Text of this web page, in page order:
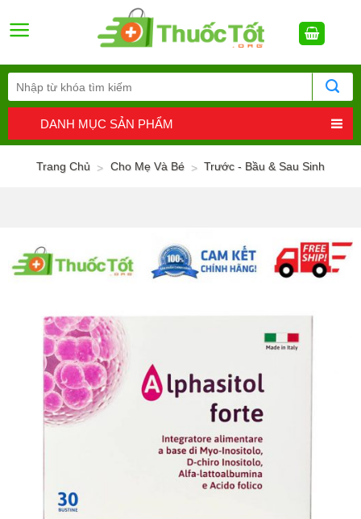
DANH MỤC SẢN PHẨM
Trang Chủ > Cho Mẹ Và Bé > Trước - Bầu & Sau Sinh